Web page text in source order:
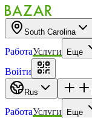
South Carolina
РаботаУслуги Еще
Войти
Rus
РаботаУслуги Еще